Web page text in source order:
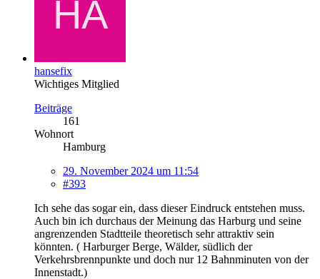
hansefix
Wichtiges Mitglied
Beiträge
161
Wohnort
Hamburg
29. November 2024 um 11:54
#393
Ich sehe das sogar ein, dass dieser Eindruck entstehen muss.
Auch bin ich durchaus der Meinung das Harburg und seine
angrenzenden Stadtteile theoretisch sehr attraktiv sein
könnten. ( Harburger Berge, Wälder, südlich der
Verkehrsbrennpunkte und doch nur 12 Bahnminuten von der
Innenstadt.)